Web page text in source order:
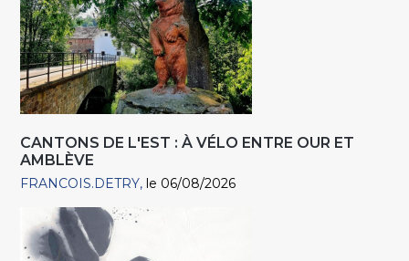
CANTONS DE L'EST : À VÉLO ENTRE OUR ET
AMBLÈVE
FRANCOIS.DETRY le 06/08/2026